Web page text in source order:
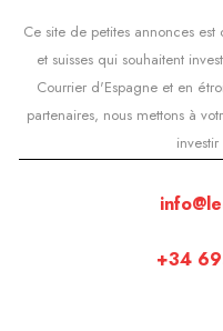
Ce site de petites annonces
et suisses qui souhaitent
Courrier d'Espagne et en
partenaires, nous mettons à
+34